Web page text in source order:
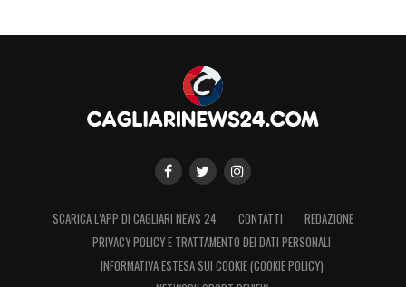
SCARICA L’APP DI CAGLIARI NEWS 24 CONTATTI
REDAZIONE
PRIVACY POLICY E TRATTAMENTO DEI DATI PERSONALI
INFORMATIVA ESTESA SUI COOKIE (COOKIE POLICY)